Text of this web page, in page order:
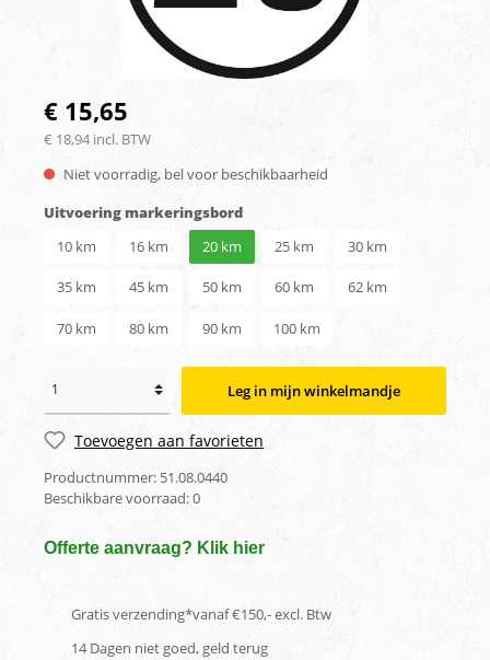
€ 15,65
€ 18,94 incl. BTW
Niet voorradig, bel voor beschikbaarheid
Uitvoering markeringsbord
10 km
16 km 20 km 25 km 30 km
35 km 45 km 50 km 60 km 62 km
70 km 80 km 90 km 100 km
Leg in mijn winkelmandje
Toevoegen aan favorieten
Productnummer: 51.08.0440
Beschikbare voorraad:0
Offerte aanvraag? Klik hier
Gratis verzending*vanaf €150,- excl. Btw
14 Dagen niet goed, geld terug